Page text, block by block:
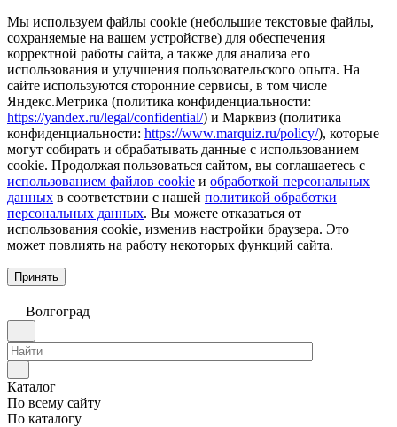
Мы используем файлы cookie (небольшие текстовые файлы,
сохраняемые на вашем устройстве) для обеспечения
корректной работы сайта, а также для анализа его
использования и улучшения пользовательского опыта. На
сайте используются сторонние сервисы, в том числе
Яндекс.Метрика (политика конфиденциальности:
https://yandex.ru/legal/confidential/) и Марквиз (политика
конфиденциальности: https://www.marquiz.ru/policy/), которые
могут собирать и обрабатывать данные с использованием
cookie. Продолжая пользоваться сайтом, вы соглашаетесь с
использованием файлов cookie и обработкой персональных
данных в соответствии с нашей политикой обработки
персональных данных. Вы можете отказаться от
использования cookie, изменив настройки браузера. Это
может повлиять на работу некоторых функций сайта.
Принять
Волгоград
Каталог
По всему сайту
По каталогу